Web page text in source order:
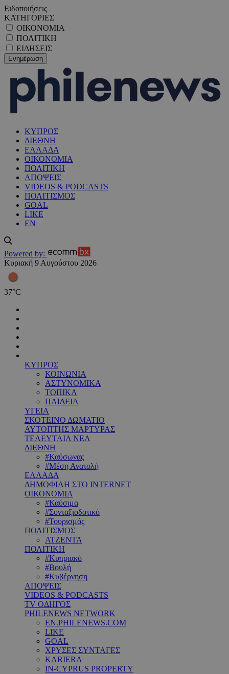
Ειδοποιήσεις
ΚΑΤΗΓΟΡΙΕΣ
ΟΙΚΟΝΟΜΙΑ
ΠΟΛΙΤΙΚΗ
ΕΙΔΗΣΕΙΣ
ΚΥΠΡΟΣ
ΔΙΕΘΝΗ
ΕΛΛΑΔΑ
ΟΙΚΟΝΟΜΙΑ
ΠΟΛΙΤΙΚΗ
ΑΠΟΨΕΙΣ
VIDEOS & PODCASTS
ΠΟΛΙΤΙΣΜΟΣ
GOAL
LIKE
EN
Powered by:
Κυριακή 9 Αυγούστου 2026
37°C
ΚΥΠΡΟΣ
ΚΟΙΝΩΝΙΑ
ΑΣΤΥΝΟΜΙΚΑ
ΤΟΠΙΚΑ
ΠΑΙΔΕΙΑ
ΥΓΕΙΑ
ΣΚΟΤΕΙΝΟ ΔΩΜΑΤΙΟ
ΑΥΤΟΠΤΗΣ ΜΑΡΤΥΡΑΣ
ΤΕΛΕΥΤΑΙΑ ΝΕΑ
ΔΙΕΘΝΗ
#Καύσωνας
#Μέση Ανατολή
ΕΛΛΑΔΑ
ΔΗΜΟΦΙΛΗ ΣΤΟ INTERNET
ΟΙΚΟΝΟΜΙΑ
#Καύσιμα
#Συνταξιοδοτικό
#Τουρισμός
ΠΟΛΙΤΙΣΜΟΣ
ΑΤΖΕΝΤΑ
ΠΟΛΙΤΙΚΗ
#Κυπριακό
#Βουλή
#Κυβέρνηση
ΑΠΟΨΕΙΣ
VIDEOS & PODCASTS
TV ΟΔΗΓΟΣ
PHILENEWS NETWORK
EN.PHILENEWS.COM
LIKE
GOAL
ΧΡΥΣΕΣ ΣΥΝΤΑΓΕΣ
KARIERA
IN-CYPRUS PROPERTY